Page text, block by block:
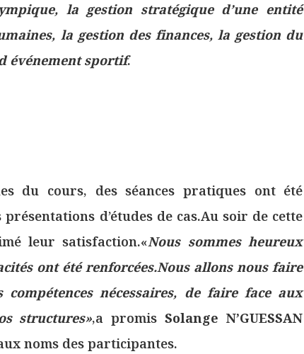
la gestion stratégique d’une entité
la gestion des finances, la gestion du
événement sportif.
du cours, des séances pratiques ont été
d’études de cas.Au soir de cette
leur satisfaction.«Nous sommes heureux
ont été renforcées.Nous allons nous faire
nécessaires, de faire face aux
structures»,a promisSolange N’GUESSAN
noms des participantes.